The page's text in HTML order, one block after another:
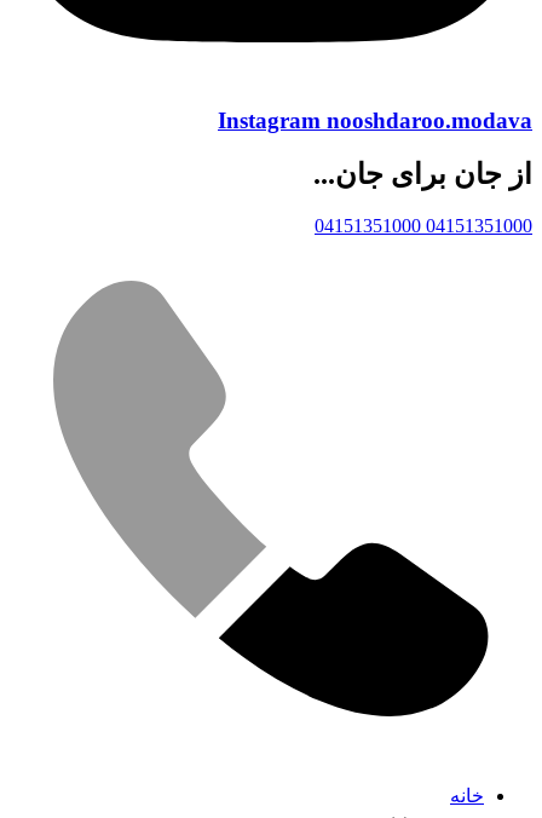
Instagram nooshdaroo.modava
از جان برای جان...
04151351000
04151351000
خانه